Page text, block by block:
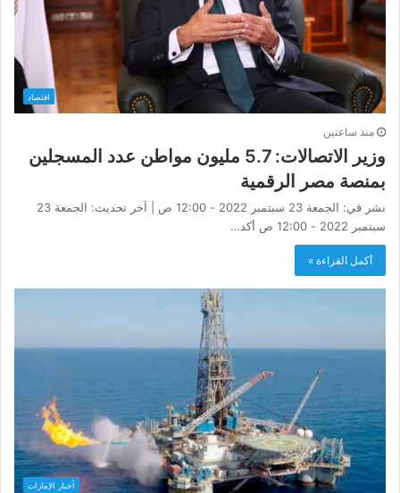
اقتصاد
منذ ساعتين
وزير الاتصالات: 5.7 مليون مواطن عدد المسجلين
بمنصة مصر الرقمية
نشر في: الجمعة 23 سبتمبر 2022 - 12:00 ص | آخر تحديث: الجمعة 23
سبتمبر 2022 - 12:00 ص أكد…
أكمل القراءة »
أخبار الإمارات